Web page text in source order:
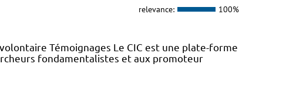
relevance: 100%
Témoignages Le CIC est une plate-forme
fondamentalistes et aux promoteur